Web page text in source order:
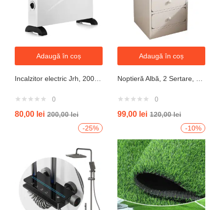
Adaugă în coș
0
80,00 lei 200,00lei
Adaugă în coș
0
99,00 lei 120,00lei
-25%
-10%